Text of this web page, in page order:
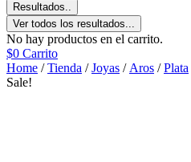
Resultados..
Ver todos los resultados...
No hay productos en el carrito.
$0 Carrito
Home /Tienda /Joyas / Aros /Plata
Sale!